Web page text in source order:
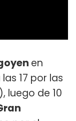
en
17 por las
luego de 10